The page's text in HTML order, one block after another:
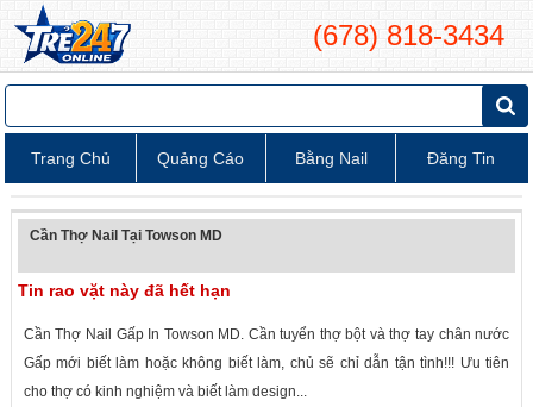
(678) 818-3434
Trang Chủ Quảng Cáo Bằng Nail Đăng Tin
Cần Thợ Nail Tại Towson MD
Tin rao vặt này đã hết hạn
Cần Thợ Nail Gấp In Towson MD. Cần tuyển thợ bột và thợ tay chân nước
Gấp mới biết làm hoặc không biết làm, chủ sẽ chỉ dẫn tận tình!!! Ưu tiên
cho thợ có kinh nghiệm và biết làm design...